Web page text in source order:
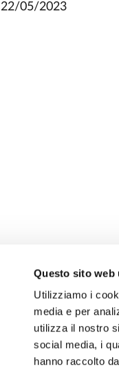
Questo sito web
Utilizziamo i
media e per
utilizza il nostro
social media, i
hanno raccolto
22/05/2023